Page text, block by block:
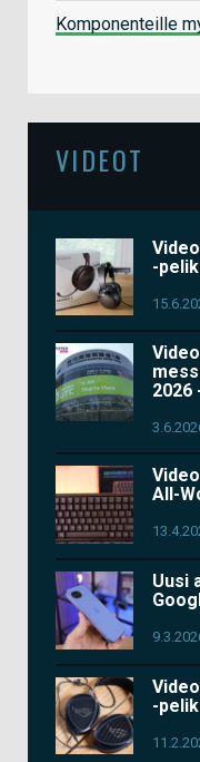
Komponenteille
VIDEOT
-
2026
All-
Uusi
-